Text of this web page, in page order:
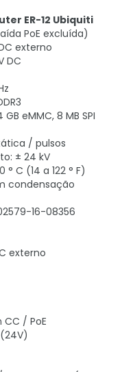
ER-12 Ubiquiti
PoE excluída)
externo
DC
eMMC, 8 MB SPI
/ pulsos
± 24 kV
C (14 a 122 ° F)
condensação
16-08356
externo
/ PoE